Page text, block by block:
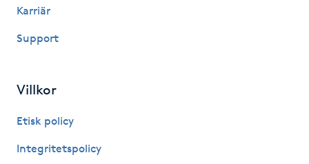
Hälsa
IPL
Karriär
Support
Villkor
Etisk policy
Integritetspolicy